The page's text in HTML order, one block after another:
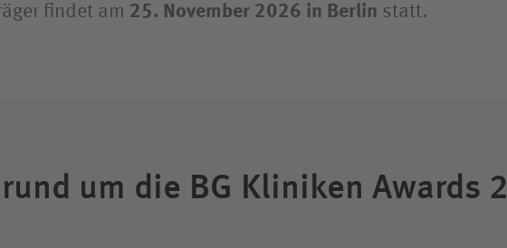
findet am 25. November 2026 in Berlin statt.
um die BG Kliniken Awards